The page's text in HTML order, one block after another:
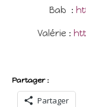
Bab :
Valérie :
Partager :
Partager